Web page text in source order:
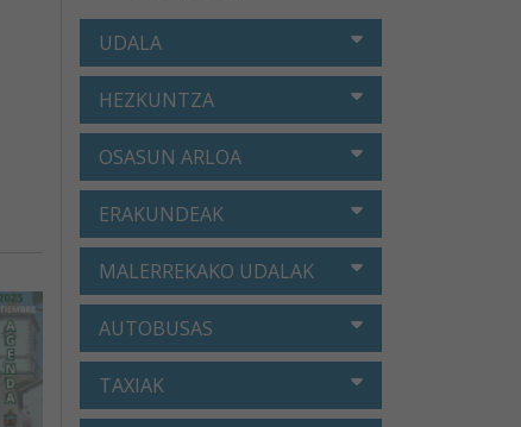
UDALA
HEZKUNTZA
OSASUN ARLOA
ERAKUNDEAK
MALERREKAKO UDALAK
AUTOBUSAS
TAXIAK